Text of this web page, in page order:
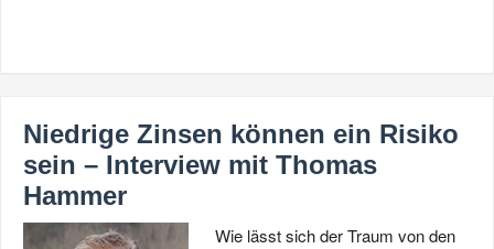
Niedrige Zinsen können ein Risiko
sein – Interview mit Thomas
Hammer
Wie lässt sich der Traum von den